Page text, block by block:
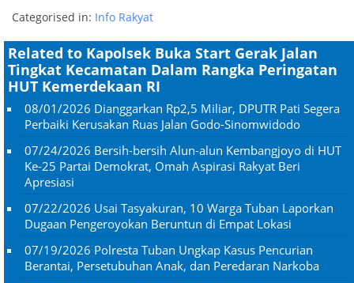
Categorised in: Info Rakyat
Related to Kapolsek Buka Start Gerak Jalan
Tingkat Kecamatan Dalam Rangka Peringatan
HUT Kemerdekaan RI
08/01/2026 Dianggarkan Rp2,5 Miliar, DPUTR Pati Segera
Perbaiki Kerusakan Ruas Jalan Godo-Sinomwidodo
07/24/2026 Bersih-bersih Alun-alun Kembangjoyo di HUT
Ke-25 Partai Demokrat, Omah Aspirasi Rakyat Beri
Apresiasi
07/22/2026 Usai Tasyakuran, 10 Warga Tuban Laporkan
Dugaan Pengeroyokan Beruntun di Empat Lokasi
07/19/2026 Polresta Tuban Ungkap Kasus Pencurian
Berantai, Persetubuhan Anak, dan Peredaran Narkoba